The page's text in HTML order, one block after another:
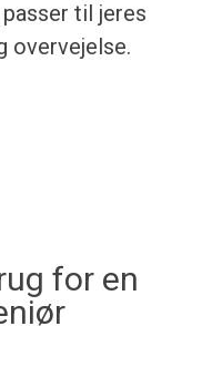
til jeres
overvejelse.
for en